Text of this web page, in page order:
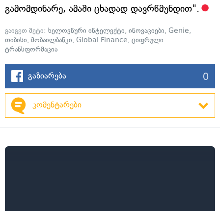
გამომდინარე, ამაში ცხადად დავრწმუნდით".
გაიგეთ მეტი: ხელოვნური ინტელექტი, ინოვაციები, Genie,
თიბისი, მობაილბანკი, Global Finance, ციფრული
ტრანსფორმაცია
გაზიარება 0
კომენტარები